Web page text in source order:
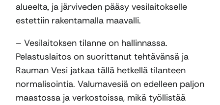
alueelta, ja järviveden pääsy vesilaitokselle
estettiin rakentamalla maavalli.
– Vesilaitoksen tilanne on hallinnassa.
Pelastuslaitos on suorittanut tehtävänsä ja
Rauman Vesi jatkaa tällä hetkellä tilanteen
normalisointia. Valumavesiä on edelleen paljon
maastossa ja verkostoissa, mikä työllistää